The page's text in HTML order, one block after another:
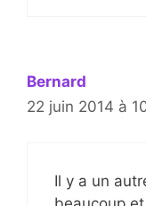
Bernard
22 juin 2014 à
Il y a un